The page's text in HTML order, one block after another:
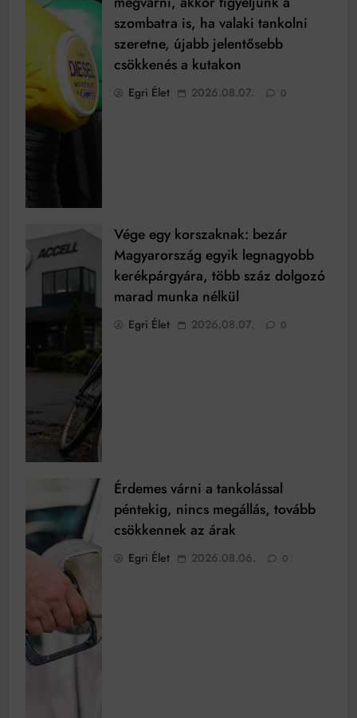
szombatra is, ha valaki tankolni
szeretne, újabb jelentősebb
csökkenés a kutakon
Egri Élet 2026.08.07. 0
Vége egy korszaknak: bezár
Magyarország egyik legnagyobb
kerékpárgyára, több száz dolgozó
marad munka nélkül
Egri Élet 2026.08.07. 0
Érdemes várni a tankolással
péntekig, nincs megállás, tovább
csökkennek az árak
Egri Élet 2026.08.06. 0